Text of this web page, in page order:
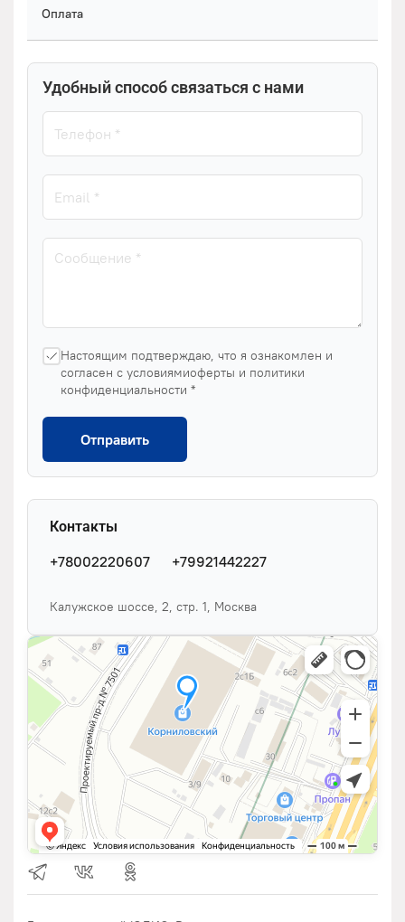
Оплата
Удобный способ связаться с нами
Настоящим подтверждаю, что я ознакомлен и
согласен с условиямиоферты и политики
конфиденциальности *
Отправить
Контакты
+78002220607 +79921442227
Калужское шоссе, 2, стр. 1, Москва